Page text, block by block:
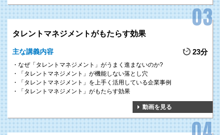
タレントマネジメントがもたらす効果
主な講義内容 23分
なぜ「タレントマネジメント」がうまく進まないのか?
「タレントマネジメント」が機能しない落とし穴
「タレントマネジメント」を上手く活用している企業事例
「タレントマネジメント」がもたらす効果
動画を見る